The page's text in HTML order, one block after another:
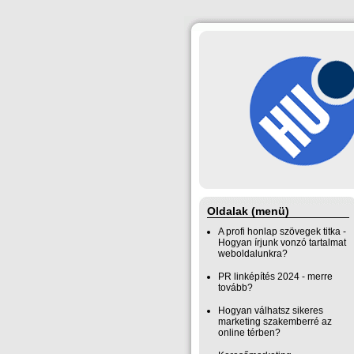
Oldalak (menü)
A profi honlap szövegek titka -
Hogyan írjunk vonzó tartalmat
weboldalunkra?
PR linképítés 2024 - merre
tovább?
Hogyan válhatsz sikeres
marketing szakemberré az
online térben?